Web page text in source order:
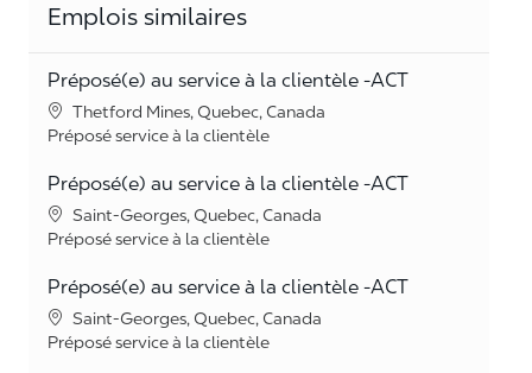
Emplois similaires
Préposé(e) au service à la clientèle -ACT
LieuThetford Mines, Quebec, Canada
Catégorie
Préposé service à la clientèle
Préposé(e) au service à la clientèle -ACT
LieuSaint-Georges, Quebec, Canada
Catégorie
Préposé service à la clientèle
Préposé(e) au service à la clientèle -ACT
LieuSaint-Georges, Quebec, Canada
Catégorie
Préposé service à la clientèle